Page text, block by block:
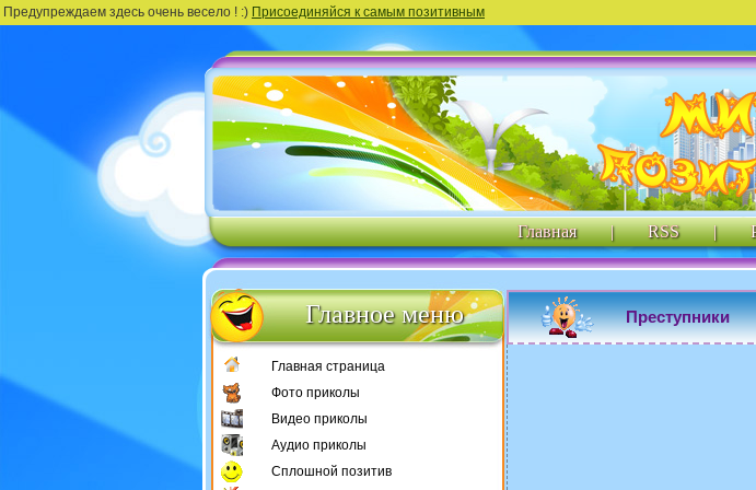
Предупреждаем здесь очень весело ! :) Присоединяйся к самым позитивным
Главная | RSS |
Главное меню
Главная страница
Фото приколы
Видео приколы
Аудио приколы
Сплошной позитив
Преступники